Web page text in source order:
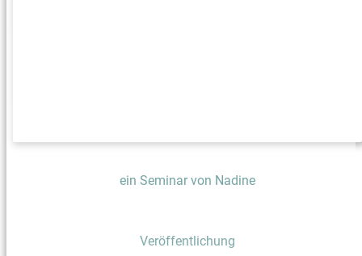
ein Seminar von Nadine
Veröffentlichung